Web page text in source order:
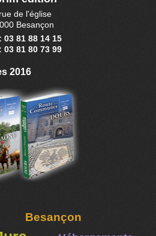
de l'église
Besançon
03 81 88 14 15
03 81 80 73 99
2016
Besançon